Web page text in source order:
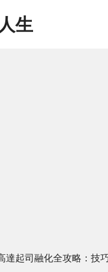
生
達起司融化全攻略：技